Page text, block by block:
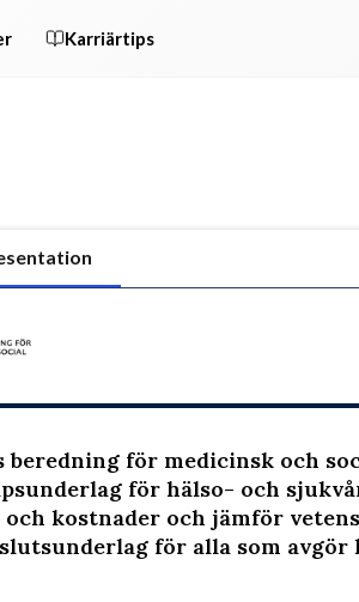
Karriärtips
beredning för medicinsk och
för hälso- och
kostnader och jämför
för alla som